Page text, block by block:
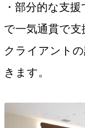
・部分的な支
で一気通貫で支
クライアント
きます。